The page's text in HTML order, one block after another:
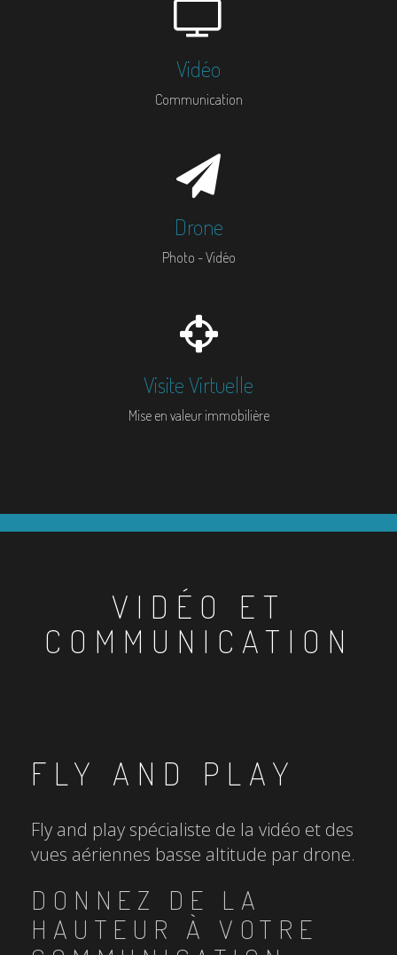
Vidéo
Communication
Drone
Photo - Vidéo
Visite Virtuelle
Mise en valeur immobilière
VIDÉO ET
COMMUNICATION
FLY AND PLAY
Fly and play spécialiste de la vidéo et des
vues aériennes basse altitude par drone.
DONNEZ DE LA
HAUTEUR À VOTRE